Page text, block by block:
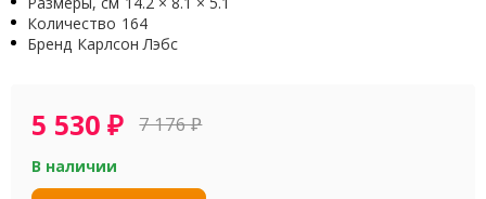
Количество 164
Бренд Карлсон Лэбс
5 530₽ 7 176₽
В наличии